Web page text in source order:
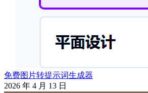
免费图片转提示词生成器
2026 年 4 月 13 日